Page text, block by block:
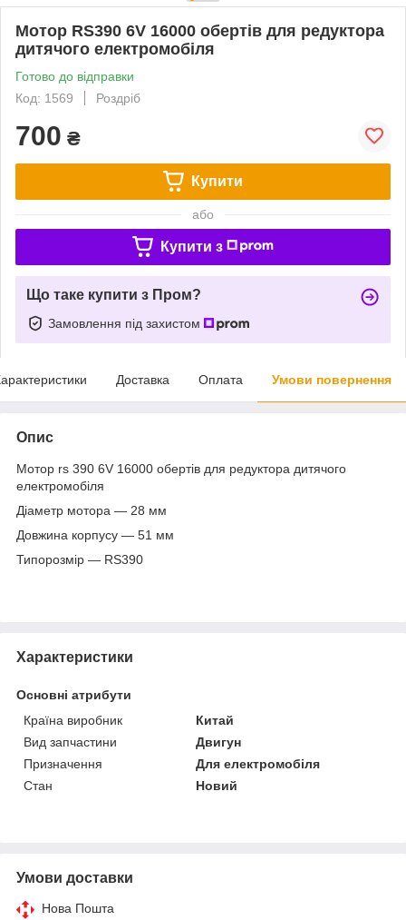
Мотор RS390 6V 16000 обертів для редуктора
дитячого електромобіля
Готово до відправки
Код: 1569
Роздріб
700 ₴
Купити
або
Купити з
Що таке купити з Пром?
Замовлення під захистом
Доставка Оплата Умови повернення
Опис
Мотор rs 390 6V 16000 обертів для редуктора дитячого
електромобіля
Діаметр мотора — 28 мм
Довжина корпусу — 51 мм
Типорозмір — RS390
Характеристики
Основні атрибути
Країна виробник
Китай
Вид запчастини
Двигун
Призначення
Для електромобіля
Стан
Новий
Умови доставки
Нова Пошта